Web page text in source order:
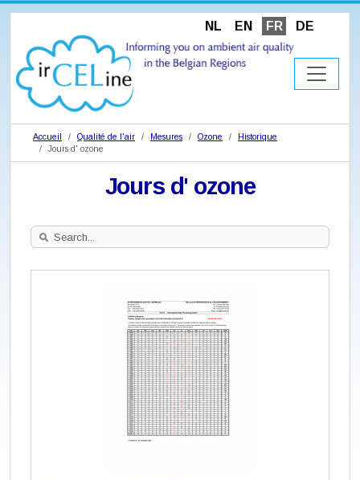
NL EN FR DE
Accueil Qualité de l'air Mesures Ozone
Historique
Jours d' ozone
Jours d' ozone
Search
Site